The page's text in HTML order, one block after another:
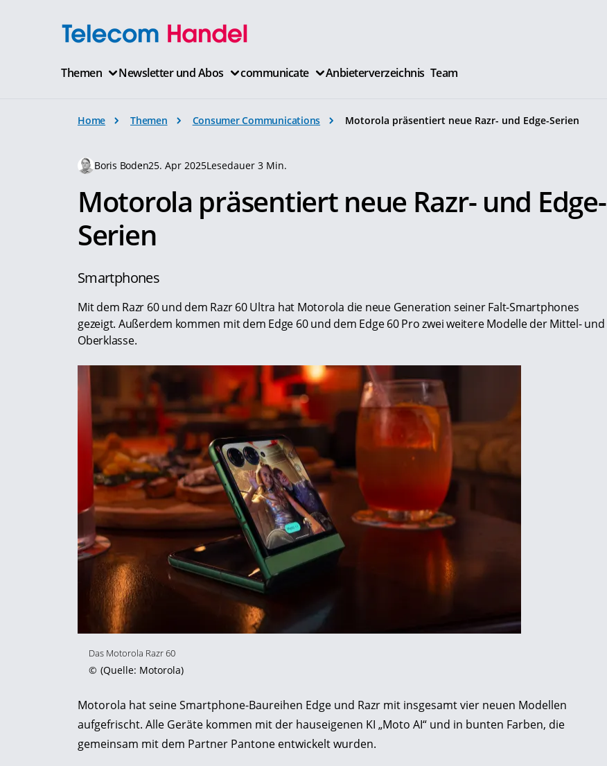
Themen Newsletter und Abos communicate Anbieterverzeichnis Team
Home Themen Consumer Communications Motorola präsentiert neue Razr- und Edge-Serien
Boris Boden25. Apr 2025Lesedauer 3 Min.
Motorola präsentiert neue Razr- und Edge-
Serien
Smartphones
Mit dem Razr 60 und dem Razr 60 Ultra hat Motorola die neue Generation seiner Falt-Smartphones
gezeigt. Außerdem kommen mit dem Edge 60 und dem Edge 60 Pro zwei weitere Modelle der Mittel- und
Oberklasse.
Das Motorola Razr 60
© (Quelle: Motorola)
Motorola hat seine Smartphone-Baureihen Edge und Razr mit insgesamt vier neuen Modellen
aufgefrischt. Alle Geräte kommen mit der hauseigenen KI „Moto AI“ und in bunten Farben, die
gemeinsam mit dem Partner Pantone entwickelt wurden.